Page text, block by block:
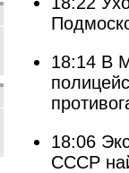
18:14 В
18:06
СССР